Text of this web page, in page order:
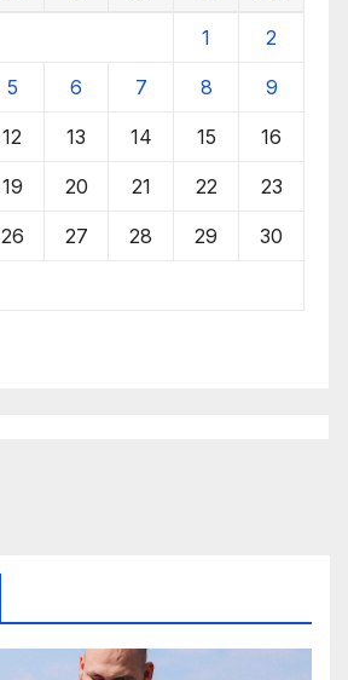
1 2
5 6 7 8 9
12 13 14 15 16
19 20 21 22 23
26 27 28 29 30